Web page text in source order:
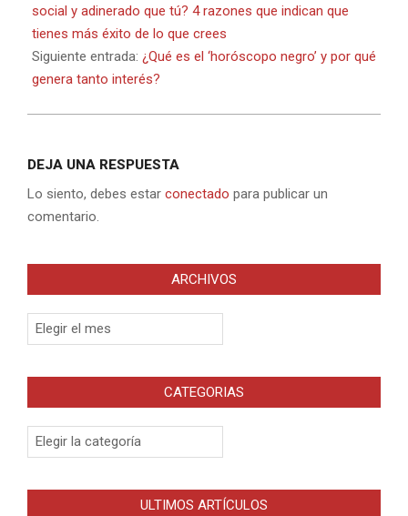
15
social y adinerado que tú? 4 razones que indican que
tienes más éxito de lo que crees
Siguiente entrada: ¿Qué es el ‘horóscopo negro’ y por qué
genera tanto interés?
DEJA UNA RESPUESTA
Lo siento, debes estar conectado para publicar un
comentario.
ARCHIVOS
Archivos
CATEGORIAS
Categorias
ULTIMOS ARTÍCULOS